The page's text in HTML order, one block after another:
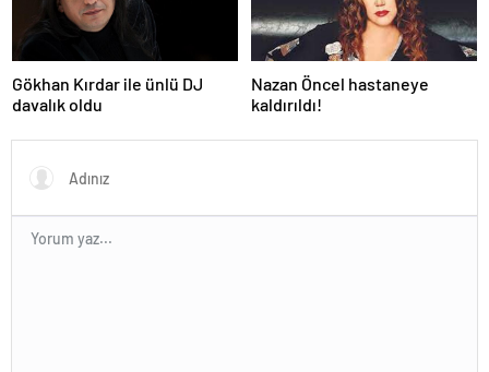
Gökhan Kırdar ile ünlü DJ
davalık oldu
Nazan Öncel hastaneye
kaldırıldı!